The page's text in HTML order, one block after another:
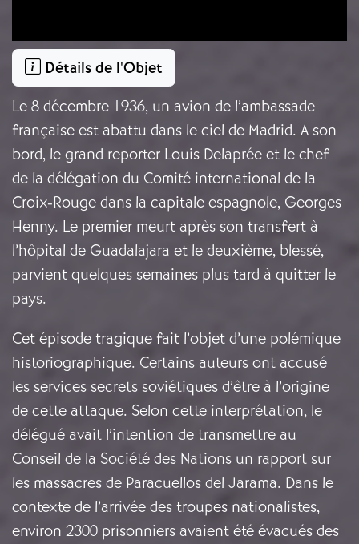
Détails de l'Objet
Le 8 décembre 1936, un avion de l’ambassade
française est abattu dans le ciel de Madrid. A son
bord, le grand reporter Louis Delaprée et le chef
de la délégation du Comité international de la
Croix-Rouge dans la capitale espagnole, Georges
Henny. Le premier meurt après son transfert à
l’hôpital de Guadalajara et le deuxième, blessé,
parvient quelques semaines plus tard à quitter le
pays.
Cet épisode tragique fait l’objet d’une polémique
historiographique. Certains auteurs ont accusé
les services secrets soviétiques d’être à l’origine
de cette attaque. Selon cette interprétation, le
délégué avait l’intention de transmettre au
Conseil de la Société des Nations un rapport sur
les massacres de Paracuellos del Jarama. Dans le
contexte de l’arrivée des troupes nationalistes,
environ 2300 prisonniers avaient été évacués des